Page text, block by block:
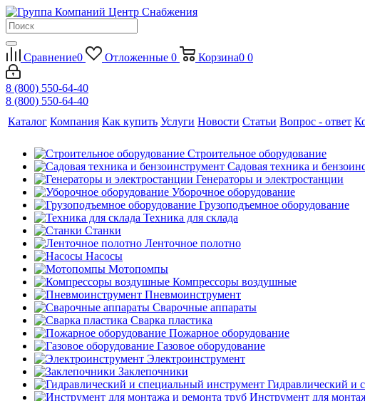
Сравнение0 Отложенные 0 Корзина0 0
8 (800) 550-64-40
8 (800) 550-64-40
Каталог Компания Как купить Услуги Новости Статьи Вопрос - ответ
Строительное оборудование
Садовая техника и
Генераторы и электростанции
Уборочное оборудование
Грузоподъемное оборудование
Техника для склада
Станки
Ленточное полотно
Насосы
Мотопомпы
Компрессоры воздушные
Пневмоинструмент
Сварочные аппараты
Сварка пластика
Пожарное оборудование
Газовое оборудование
Электроинструмент
Заклепочники
Гидравлический и
Инструмент для